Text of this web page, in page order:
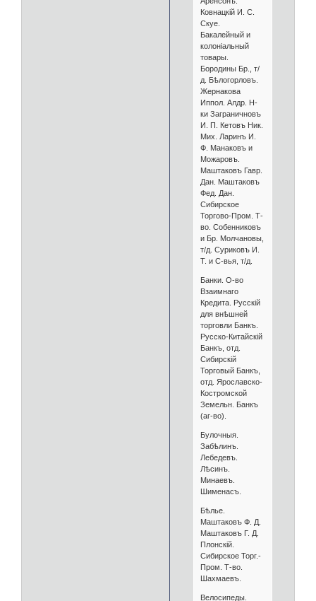
Ковнацкій И. С.
Скуе.
Бакалейный и
колоніальный
товары.
Бородины Бр., т/
д. Бѣлогорловъ.
Жернакова
Иппол. Алдр. Н-
ки Заграничновъ
И. П. Кетовъ Ник.
Мих. Ларинъ И.
Ф. Манаковъ и
Можаровъ.
Маштаковъ Гавр.
Дан. Маштаковъ
Фед. Дан.
Сибирское
Торгово-Пром. Т-
во. Собенниковъ
и Бр. Молчановы,
т/д. Суриковъ И.
Т. и С-вья, т/д.
Банки. О-во
Взаимнаго
Кредита. Русскій
для внѣшней
торговли Банкъ.
Русско-Китайскій
Банкъ, отд.
Сибирскій
Торговый Банкъ,
отд. Ярославско-
Костромской
Земельн. Банкъ
(аг-во).
Булочныя.
Забѣлинъ.
Лебедевъ.
Лѣсинъ.
Минаевъ.
Шименасъ.
Бѣлье.
Маштаковъ Ф. Д.
Маштаковъ Г. Д.
Плонскій.
Сибирское Торг.-
Пром. Т-во.
Шахмаевъ.
Велосипеды.